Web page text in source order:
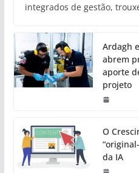
integrados de gestão,
Ardagh
abrem
aporte
projeto
O
da IA